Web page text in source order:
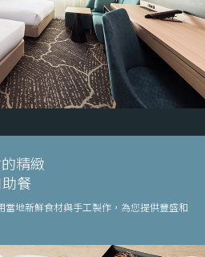
精緻
餐
當地新鮮食材與手工製作，為您提供豐盛和